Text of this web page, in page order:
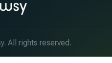
All rights reserved.